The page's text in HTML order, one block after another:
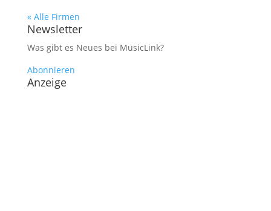
« Alle Firmen
Newsletter
Was gibt es Neues bei MusicLink?
Abonnieren
Anzeige